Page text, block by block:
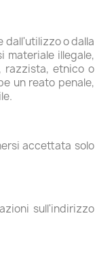
dall'utilizzo o dalla
illegale,
razzista, etnico o
un reato penale,
accettata solo
sull'indirizzo